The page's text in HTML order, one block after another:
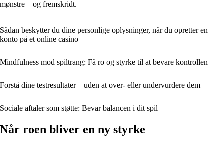
mønstre – og fremskridt.
Sådan beskytter du dine personlige oplysninger, når du opretter en
konto på et online casino
Mindfulness mod spiltrang: Få ro og styrke til at bevare kontrollen
Forstå dine testresultater – uden at over- eller undervurdere dem
Sociale aftaler som støtte: Bevar balancen i dit spil
Når roen bliver en ny styrke